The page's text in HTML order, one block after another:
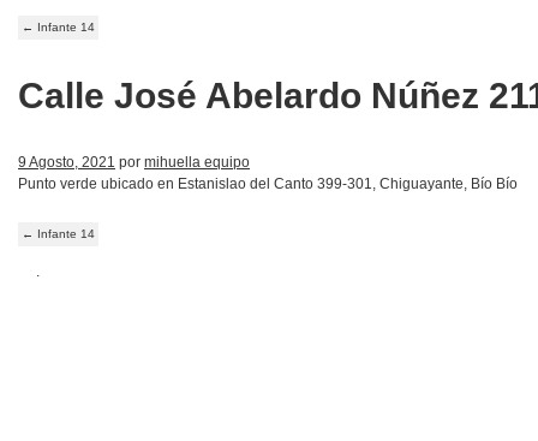
← Infante 14
Calle José Abelardo Núñez
9 Agosto, 2021 por mihuella equipo
Punto verde ubicado en Estanislao del Canto 399-301, Chiguayante, Bío Bío
← Infante 14
.